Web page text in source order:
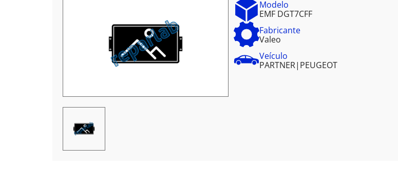
Modelo
EMF DGT7CFF
Fabricante
Valeo
Veículo
PARTNER| PEUGEOT